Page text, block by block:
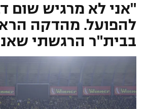
גביע הטוטו
ליגיונרים
נבחרת ישראל
ליגת האלופות
ליגה אירופית
ליגה אנגלית
ליגה ספרדית
כדורסל ישראלי
ליגת ווינר סל
כדורסל נשים
כדורסל עולמי
יורוליג
"אני לא מרגיש שום
להפועל. מהדקה
בבית"ר הרגשתי